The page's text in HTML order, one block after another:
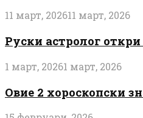
11 март, 202611 март, 2026
Руски астролог
1 март, 20261 март, 2026
Овие 2 хороскопски